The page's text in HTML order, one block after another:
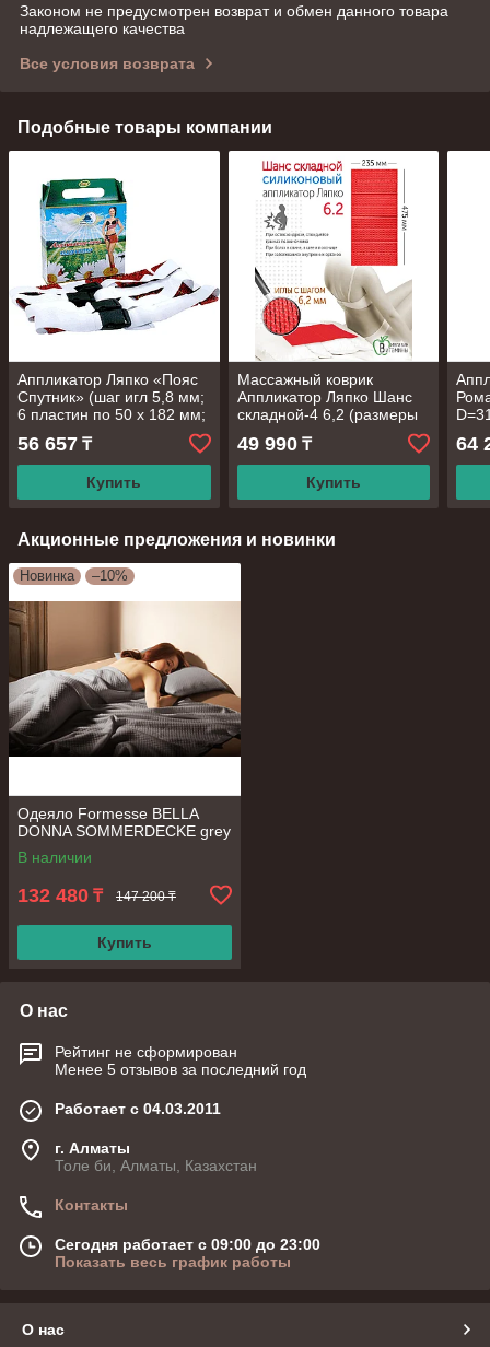
Законом не предусмотрен возврат и обмен данного товара
надлежащего качества
Все условия возврата
Подобные товары компании
Аппликатор Ляпко «Пояс
Спутник» (шаг игл 5,8 мм;
6 пластин по 50 х 182 мм;
56 657 ₸
Купить
Массажный коврик
Аппликатор Ляпко Шанс
складной-4 6,2 (размеры
235х475)
49 990₸
Купить
64
Акционные предложения и новинки
Новинка –10%
Одеяло Formesse BELLA
DONNA SOMMERDECKE grey
В наличии
132 480 ₸ 147 200 ₸
Купить
О нас
Рейтинг не сформирован
Менее 5 отзывов за последний год
Работает с 04.03.2011
г. Алматы
Толе би, Алматы, Казахстан
Контакты
Сегодня работает с 09:00 до 23:00
Показать весь график работы
О нас